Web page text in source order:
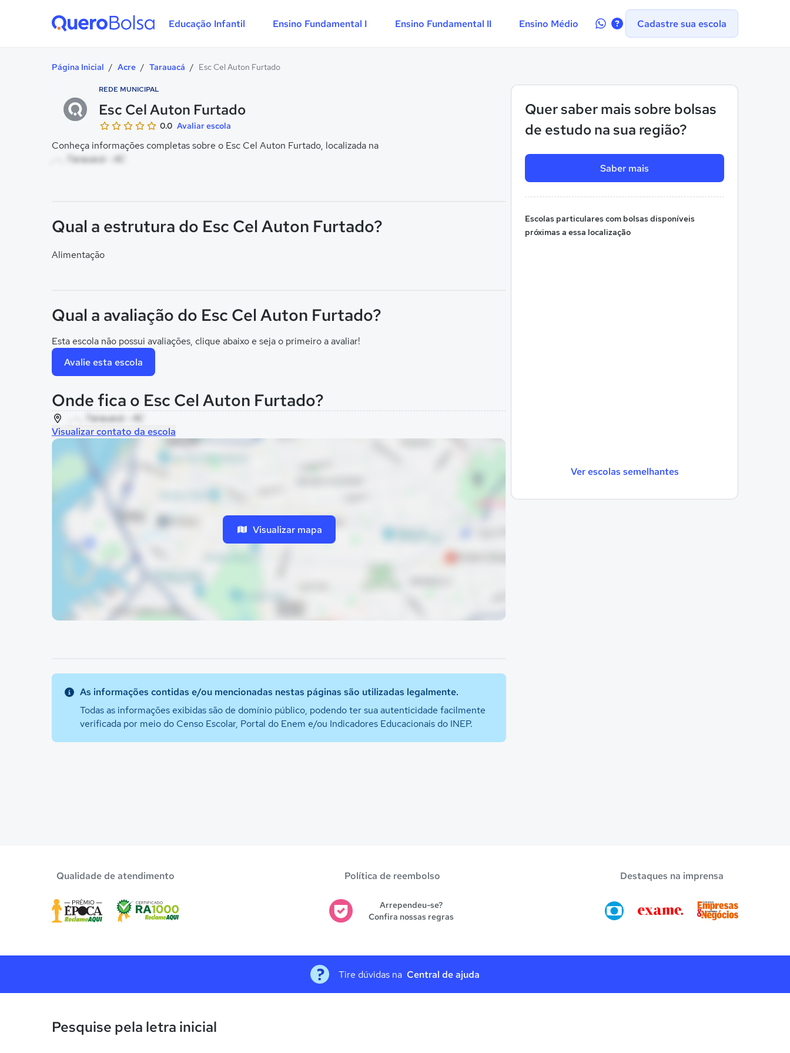
Educação Infantil Ensino Fundamental I Ensino Fundamental II Ensino Médio
Contate-Cadastre sua escola
Página Inicial / Acre / Tarauacá / Esc Cel Auton Furtado
REDE MUNICIPAL
Esc Cel Auton Furtado
0.0 Avaliar escola
Conheça informações completas sobre o Esc Cel Auton Furtado, localizada na
, - , Tarauacá - AC
Quer saber mais sobre bolsas
de estudo na sua região?
Saber mais
Escolas particulares com bolsas disponíveis
próximas a essa localização
Ver escolas semelhantes
Qual a estrutura do Esc Cel Auton Furtado?
Alimentação
Qual a avaliação do Esc Cel Auton Furtado?
Esta escola não possui avaliações, clique abaixo e seja o primeiro a avaliar!
Avalie esta escola
Onde fica o Esc Cel Auton Furtado?
, - , Tarauacá - AC
Visualizar contato da escola
Visualizar mapa
As informações contidas e/ou mencionadas nestas páginas são utilizadas legalmente.
Todas as informações exibidas são de domínio público, podendo ter sua autenticidade facilmente
verificada por meio do Censo Escolar, Portal do Enem e/ou Indicadores Educacionais do INEP.
Qualidade de atendimento Política de reembolso
Arrependeu-se?
Confira nossas regras
Destaques na imprensa
Tire dúvidas na Central de ajuda
Pesquise pela letra inicial